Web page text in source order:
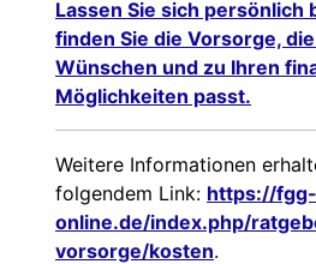
Lassen Sie sich persönlich
finden Sie die Vorsorge,
Wünschen und zu Ihren
Möglichkeiten passt.
Weitere Informationen
folgendem Link: https://fgg-
online.de/index.php/
vorsorge/kosten.